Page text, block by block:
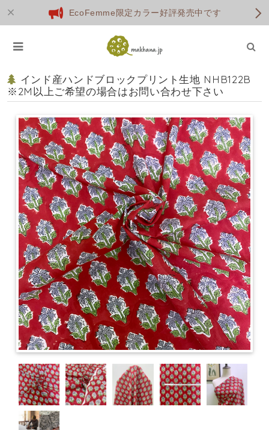
EcoFemme限定カラー好評発売中です
インド産ハンドブロックプリント生地 NHB122B
※2M以上ご希望の場合はお問い合わせ下さい